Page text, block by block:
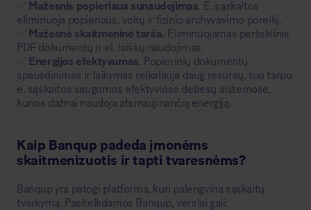
Mažesnis popieriaus sunaudojimas . E. sąskaitos
eliminuoja popieriaus, vokų ir fizinio archyvavimo poreikį.
Mažesnė skaitmeninė tarša. Eliminuojamas perteklinis
PDF dokumentų ir el. laiškų naudojimas.
Energijos efektyvumas . Popierinių dokumentų
spausdinimas ir laikymas reikalauja daug resursų, tuo tarpu
e. sąskaitos saugomos efektyviose debesų sistemose,
kurios dažnai naudoja atsinaujinančią energiją.
Kaip Banqup padeda įmonėms
skaitmenizuotis ir tapti tvaresnėms?
Banqup yra patogi platforma, kuri palengvina sąskaitų
tvarkymą. Pasitelkdamos Banqup, verslai gali: